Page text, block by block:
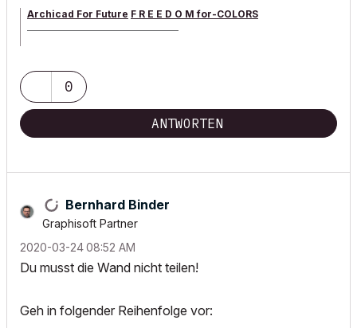
Archicad For Future F R E E D O M for-COLORS
0
ANTWORTEN
Bernhard Binder
Graphisoft Partner
‎2020-03-2408:52 AM
Du musst die Wand nicht teilen!
Geh in folgender Reihenfolge vor: